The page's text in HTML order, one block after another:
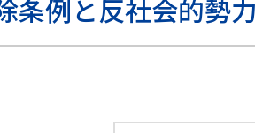
条例と反社会的勢